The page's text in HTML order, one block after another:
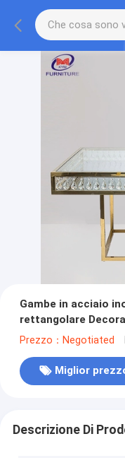
Gambe in acciaio
rettangolare
Prezzo：Negotiated
Miglior
Descrizione Di